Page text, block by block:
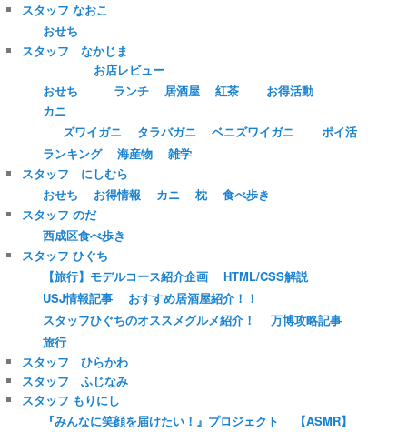
スタッフ なおこ
おせち
スタッフ なかじま
おせち
お店レビュー
ランチ
居酒屋 紅茶
お得活動
カニ
ズワイガニ
タラバガニ ベニズワイガニ
ポイ活
ランキング
海産物
雑学
スタッフ にしむら
おせち
お得情報 カニ 枕
食べ歩き
スタッフ のだ
西成区食べ歩き
スタッフ ひぐち
【旅行】モデルコース紹介企画
HTML/CSS解説
USJ情報記事
おすすめ居酒屋紹介！！
スタッフひぐちのオススメグルメ紹介！
万博攻略記事
旅行
スタッフ ひらかわ
スタッフ ふじなみ
スタッフ もりにし
『みんなに笑顔を届けたい！』プロジェクト
【ASMR】